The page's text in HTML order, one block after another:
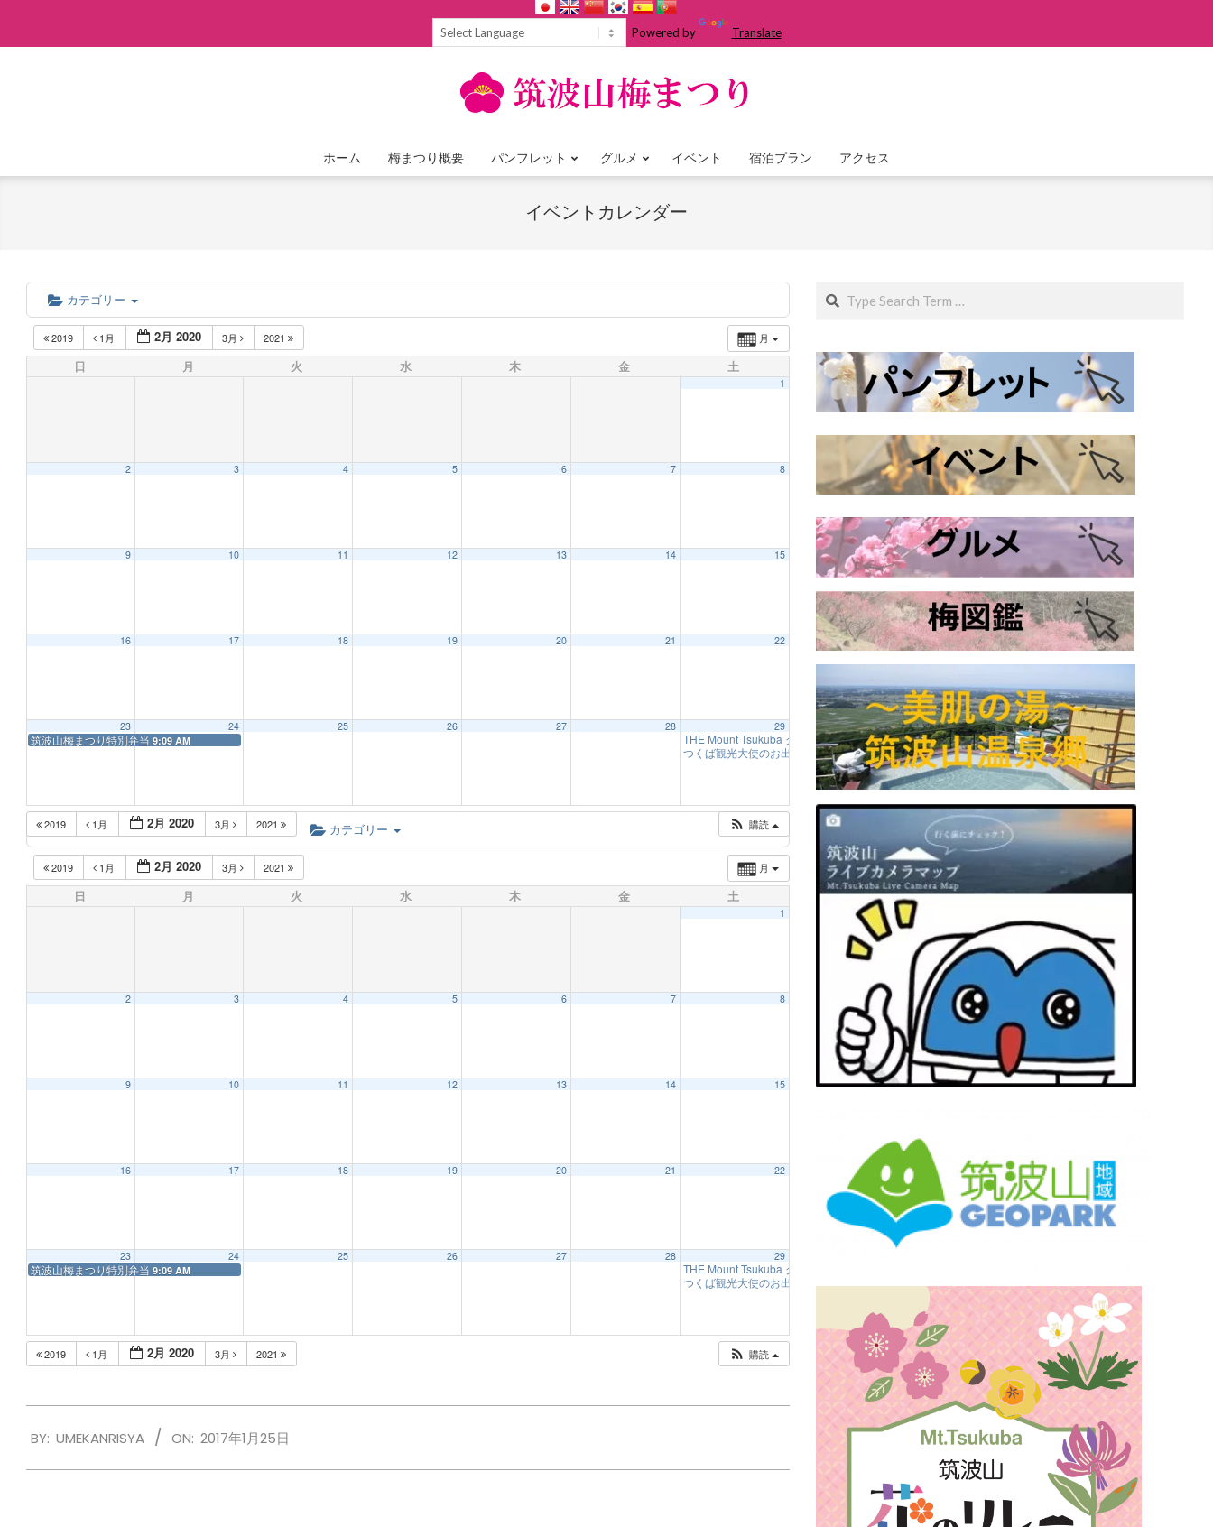
Powered by Translate
Primary
Menu
ホーム 梅まつり概要 パンフレット グルメ イベント 宿泊プラン アクセス
イベントカレンダー
カテゴリー
月
2019 1月 2月 2020 3月 2021
日 月 火 水 木 金 土
1
2 3 4 5 6 7 8
9 10 11 12 13 14 15
16 17 18 19 20 21 22
23
筑波山梅まつり特別弁当 9:09 AM
24 25 26 27 28 29
THE Mount Tsukuba グルメショップ【中止】10:00 AM
つくば観光大使のお出迎え【中止】10:00 AM
2019 1月 2月 2020 3月 2021 購読
カテゴリー
月
2019 1月 2月 2020 3月 2021
日 月 火 水 木 金 土
1
2 3 4 5 6 7 8
9 10 11 12 13 14 15
16 17 18 19 20 21 22
23
筑波山梅まつり特別弁当 9:09 AM
24 25 26 27 28 29
THE Mount Tsukuba グルメショップ【中止】
つくば観光大使のお出迎え【中止】 10:00 AM
2019 1月 2月 2020 3月 2021 購読
01-
BY: UMEKANRISYA ON: 2017年1月25日
Search